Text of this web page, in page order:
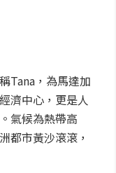
Tana，為馬達加
濟中心，更是人
氣候為熱帶高
都市黃沙滾滾，